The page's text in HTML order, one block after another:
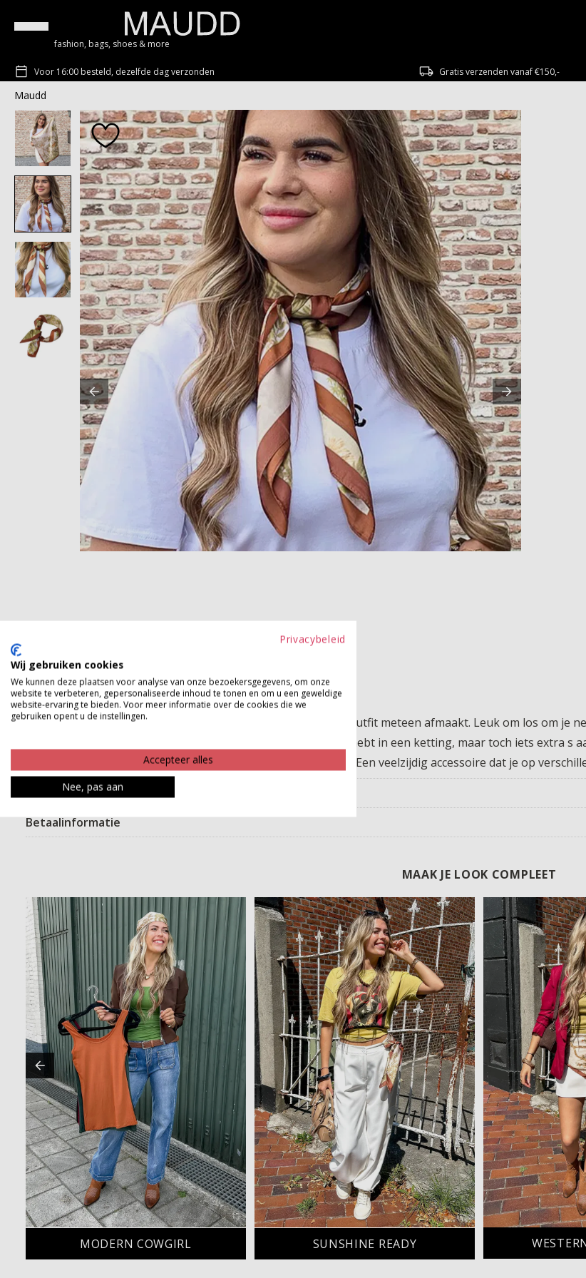
fashion, bags, shoes & more
Voor 16:00 besteld, dezelfde dag verzonden Gratis verzenden vanaf €150,-
Maudd
Deze vierkante geprinte bandana is zo een accessoire dat je outfit meteen afmaakt. Leuk om los om je
een extra accent. Ideaal voor dagen waarop je even geen zin hebt in een ketting, maar toch iets extra
touch en maakt zelfs de meest simpele outfit net even leuker. Een veelzijdig accessoire dat je op
Product kenmerken
Betaalinformatie
MAAK JE LOOK COMPLEET
MODERN COWGIRL SUNSHINE READY
Privacybeleid
Wij gebruiken cookies
We kunnen deze plaatsen voor analyse van onze bezoekersgegevens, om onze
website te verbeteren, gepersonaliseerde inhoud te tonen en om u een geweldige
website-ervaring te bieden. Voor meer informatie over de cookies die we
gebruiken opent u de instellingen.
Accepteer alles
Nee, pas aan